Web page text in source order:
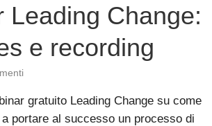
Leading Change:
e recording
gratuito Leading Change su come
portare al successo un processo di